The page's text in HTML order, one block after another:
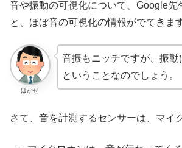
音や振動の可視化について、Google先
と、ほぼ音の可視化の情報がでてきます
はかせ
音振もニッチですが、振動
ということなのでしょう。
さて、音を計測するセンサーは、マイ